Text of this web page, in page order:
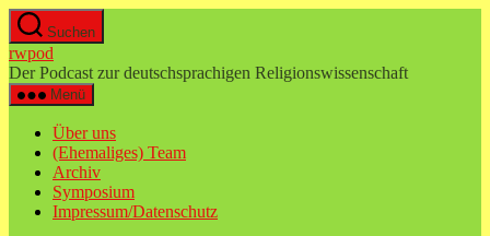
Zum
Inhalt
springen
Suchen
rwpod
Der Podcast zur deutschsprachigen Religionswissenschaft
Menü
Über uns
(Ehemaliges) Team
Archiv
Symposium
Impressum/Datenschutz